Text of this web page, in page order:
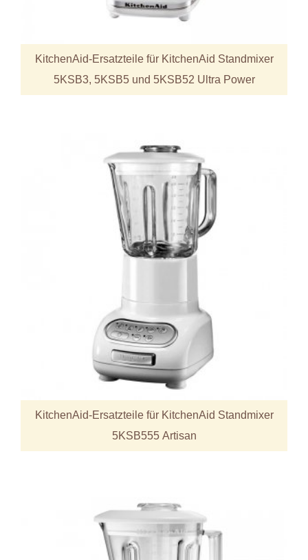
KitchenAid-Ersatzteile für KitchenAid Standmixer
5KSB3, 5KSB5 und 5KSB52 Ultra Power
KitchenAid-Ersatzteile für KitchenAid Standmixer
5KSB555 Artisan